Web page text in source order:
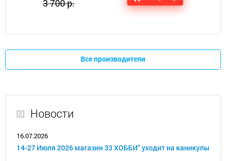
3 700 р.
Все производители
Новости
16.07.2026
14-27 Июля 2026 магазин 33 ХОББИ" уходит на каникулы